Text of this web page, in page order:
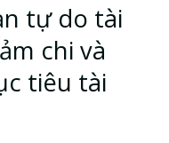
tự do tài
chi và
tiêu tài